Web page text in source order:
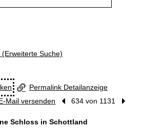
Suche)
Permalink Detailanzeige
Mail versenden
Vorheriger Treffer
634 von 1131
Schloss in Schottland